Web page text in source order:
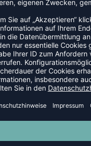
AIR ZOOM HYPERACE 3
UVP 125,00 € |109,95€